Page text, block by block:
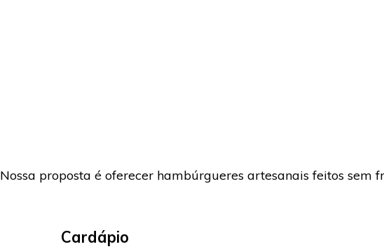
Nossa proposta é oferecer hambúrgueres artesanais feitos sem
Cardápio